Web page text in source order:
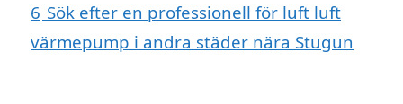
6 Sök efter en professionell för luft luft
värmepump i andra städer nära Stugun